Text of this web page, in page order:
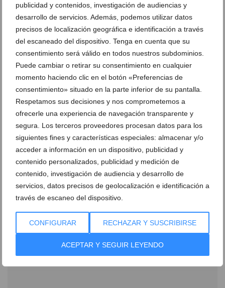
publicidad y contenidos, investigación de audiencias y
desarrollo de servicios. Además, podemos utilizar datos
precisos de localización geográfica e identificación a través
del escaneado del dispositivo. Tenga en cuenta que su
consentimiento será válido en todos nuestros subdominios.
Puede cambiar o retirar su consentimiento en cualquier
momento haciendo clic en el botón «Preferencias de
consentimiento» situado en la parte inferior de su pantalla.
Respetamos sus decisiones y nos comprometemos a
ofrecerle una experiencia de navegación transparente y
segura. Los terceros proveedores procesan datos para los
siguientes fines y características especiales: almacenar y/o
acceder a información en un dispositivo, publicidad y
contenido personalizados, publicidad y medición de
contenido, investigación de audiencia y desarrollo de
servicios, datos precisos de geolocalización e identificación a
través de escaneo del dispositivo.
CONFIGURAR RECHAZAR Y SUSCRIBIRSE
ACEPTAR Y SEGUIR LEYENDO
Ver promociones
Ver sorteos